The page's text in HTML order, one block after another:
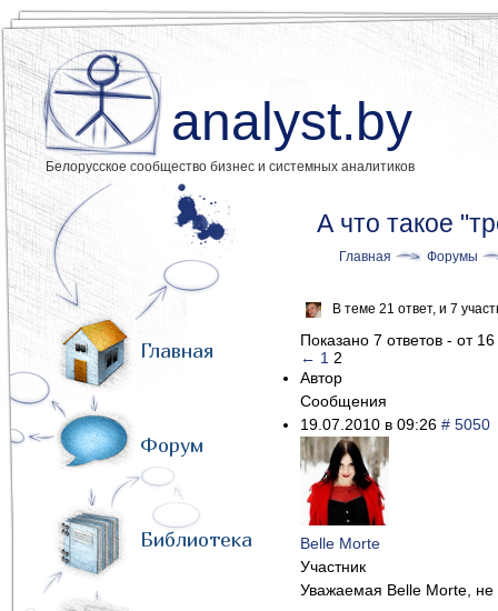
analyst.by
Белорусское сообщество бизнес и системных аналитиков
Главная
Форум
Библиотека
А что такое
Главная Форумы
В теме 21 ответ, и 7
Показано 7 ответов - от
← 1 2
Автор
Сообщения
19.07.2010 в 09:26 # 5050
Belle Morte
Участник
Уважаемая Belle Morte, не